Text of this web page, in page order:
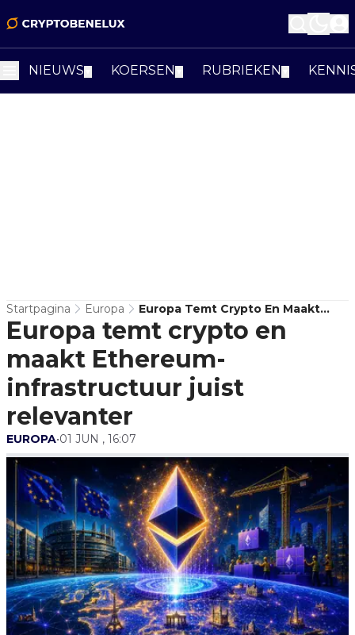
NIEUWS KOERSEN RUBRIEKEN
Startpagina Europa
Europa Temt Crypto En Maakt
Ethereum-Infrastructuur Juist
Relevanter
Europa temt crypto en
maakt Ethereum-
infrastructuur juist
relevanter
EUROPA•01 JUN , 16:07